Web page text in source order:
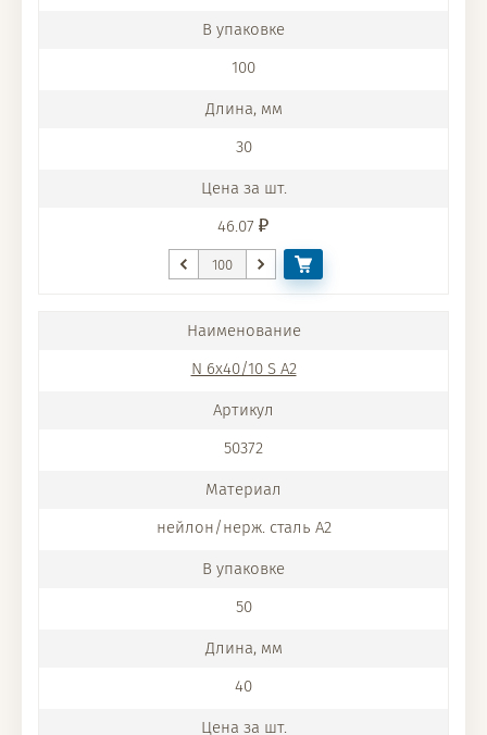
100
30
46.07
N 6x40/10 S A2
50372
нейлон/нерж. сталь A2
50
40